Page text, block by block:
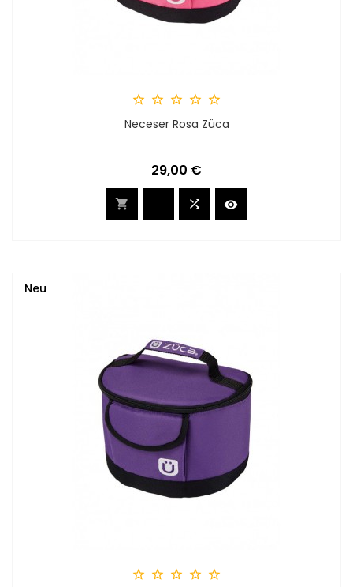
    
Neceser Rosa Züca
Preis
29,00 €
  
    
Neu